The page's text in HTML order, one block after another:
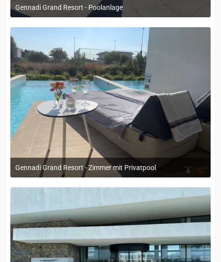
Gennadi Grand Resort - Poolanlage
12. September 2022 um 14:05
Gennadi Grand Resort - Zimmer mit Privatpool
12. September 2022 um 14:05